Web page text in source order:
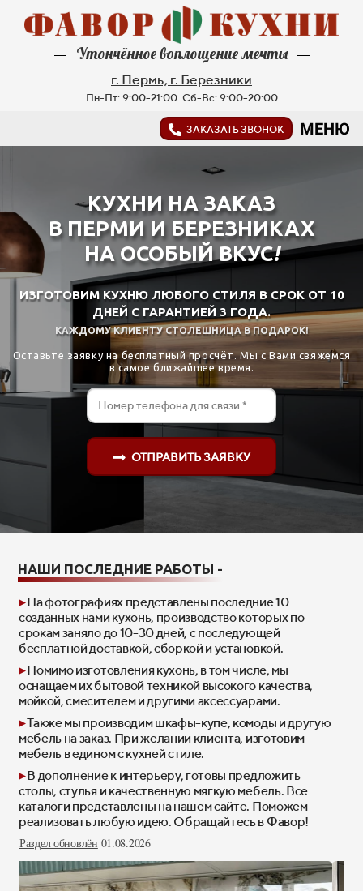
Утончённое воплощение мечты
г. Пермь, г. Березники
Пн-Пт: 9:00-21:00. Сб-Вс: 9:00-20:00
ЗАКАЗАТЬ ЗВОНОК МЕНЮ
КУХНИ НА ЗАКАЗ
В ПЕРМИ И БЕРЕЗНИКАХ
НА ОСОБЫЙ ВКУС!
ИЗГОТОВИМ КУХНЮ ЛЮБОГО СТИЛЯ В СРОК ОТ 10
ДНЕЙ С ГАРАНТИЕЙ 3 ГОДА.
КАЖДОМУ КЛИЕНТУ СТОЛЕШНИЦА В ПОДАРОК!
Оставьте заявку на бесплатный просчёт. Мы с Вами свяжемся
в самое ближайшее время.
ОТПРАВИТЬ ЗАЯВКУ
НАШИ ПОСЛЕДНИЕ РАБОТЫ -
▸На фотографиях представлены последние 10
созданных нами кухонь, производство которых по
срокам заняло до 10-30 дней, с последующей
бесплатной доставкой, сборкой и установкой.
▸Помимо изготовления кухонь, в том числе, мы
оснащаем их бытовой техникой высокого качества,
мойкой,смесителем и другими аксессуарами.
▸Также мы производим шкафы-купе, комоды и другую
мебель на заказ. При желании клиента, изготовим
мебель в едином с кухней стиле.
▸В дополнение к интерьеру, готовы предложить
столы, стулья и качественную мягкую мебель. Все
каталоги представлены на нашем сайте. Поможем
реализовать любую идею. Обращайтесь в Фавор!
Раздел обновлён 01.08.2026